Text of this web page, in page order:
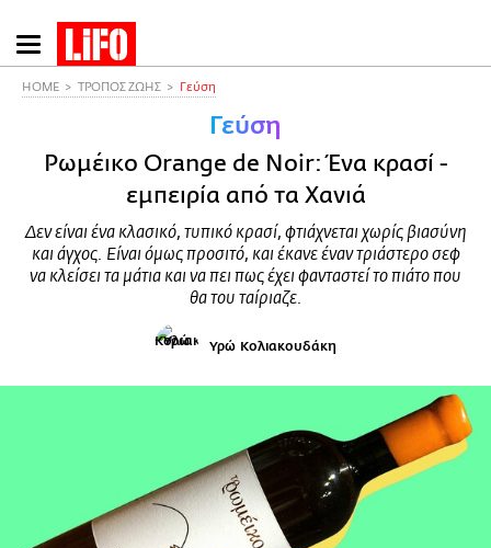
Παράκαμψη
προς
HOME ΤΡΟΠΟΣ ΖΩΗΣ Γεύση
Γεύση
Ρωμέικο Orange de Noir: Ένα κρασί -
εμπειρία από τα Χανιά
Δεν είναι ένα κλασικό, τυπικό κρασί, φτιάχνεται χωρίς βιασύνη
και άγχος. Είναι όμως προσιτό, και έκανε έναν τριάστερο σεφ
να κλείσει τα μάτια και να πει πως έχει φανταστεί το πιάτο που
θα του ταίριαζε.
Υρώ Κολιακουδάκη